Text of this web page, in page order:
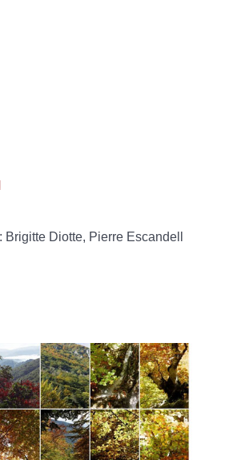
: Brigitte Diotte, Pierre Escandell